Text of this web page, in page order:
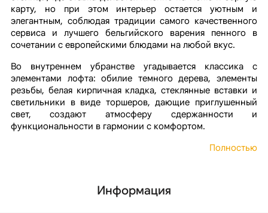
карту, но при этом интерьер остается уютным и
элегантным, соблюдая традиции самого качественного
сервиса и лучшего бельгийского варения пенного в
сочетании с европейскими блюдами на любой вкус.
Во внутреннем убранстве угадывается классика с
элементами лофта: обилие темного дерева, элементы
резьбы, белая кирпичная кладка, стеклянные вставки и
светильники в виде торшеров, дающие приглушенный
свет, создают атмосферу сдержанности и
функциональности в гармонии с комфортом.
Полностью
Информация